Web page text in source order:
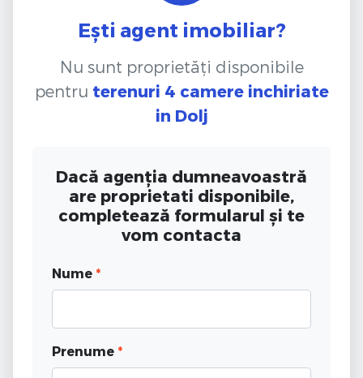
Ești agent imobiliar?
Nu sunt proprietăți disponibile
pentru terenuri 4 camere inchiriate
in Dolj
Dacă agenția dumneavoastră
are proprietati disponibile,
completează formularul și te
vom contacta
Nume *
Prenume *